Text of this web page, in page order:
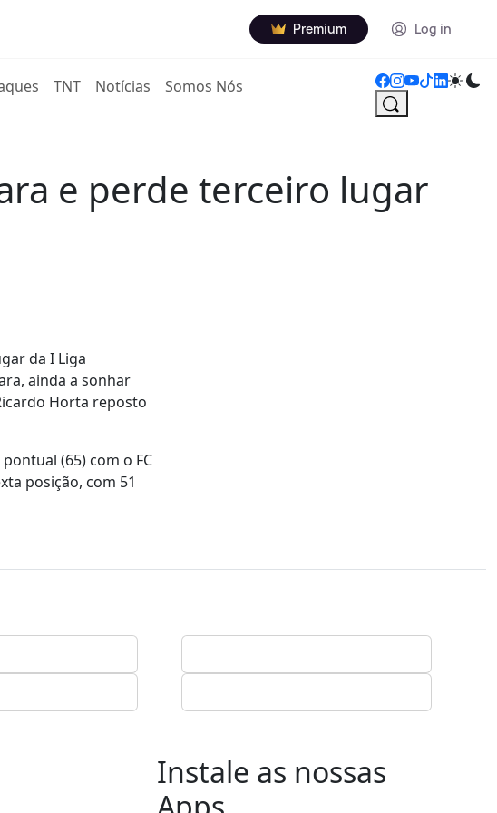
Premium Log in
TNT Notícias Somos Nós
e perde terceiro lugar
da I Liga
ainda a sonhar
Horta reposto
(65) com o FC
posição, com 51
Instale as nossas